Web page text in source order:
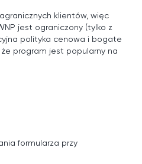
klientów, więc
jest ograniczony (tylko z
polityka cenowa i bogate
program jest popularny na
formularza przy